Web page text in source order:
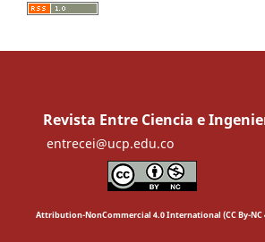
Revista Entre Ciencia e
entrecei@ucp.edu.co
Attribution-NonCommercial 4.0 International (CC By-NC